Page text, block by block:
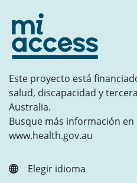
Este proyecto está
salud, discapacidad y
Australia.
Busque más información en
www.health.gov.au
Elegir idioma